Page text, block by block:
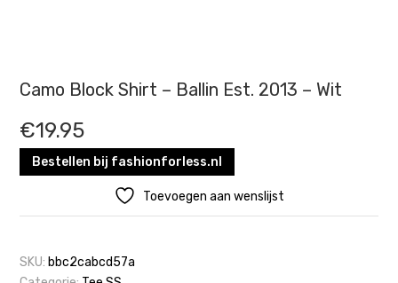
Camo Block Shirt – Ballin Est. 2013 – Wit
€19.95
Bestellen bij fashionforless.nl
Toevoegen aan wenslijst
SKU: bbc2cabcd57a